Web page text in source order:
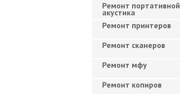
Ремонт портативной
акустика
Ремонт принтеров
Ремонт сканеров
Ремонт мфу
Ремонт копиров